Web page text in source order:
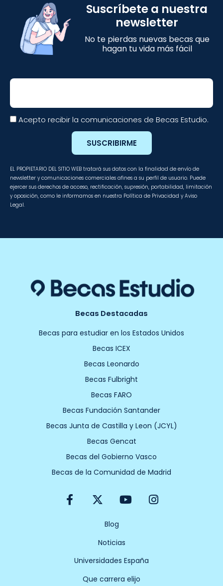
Suscríbete a nuestra
newsletter
No te pierdas nuevas becas que
hagan tu vida más fácil
Email
Acepto recibir la comunicaciones de Becas Estudio.
SUSCRIBIRME
EL PROPIETARIO DEL SITIO WEB tratará sus datos con la finalidad de envío de
newsletter y comunicaciones comerciales afines a su perfil de usuario. Puede
ejercer sus derechos de acceso, rectificación, supresión, portabilidad, limitación
y oposición, como le informamos en nuestra Política de Privacidad y Aviso
Legal.
Becas Destacadas
Becas para estudiar en los Estados Unidos
Becas ICEX
Becas Leonardo
Becas Fulbright
Becas FARO
Becas Fundación Santander
Becas Junta de Castilla y Leon (JCYL)
Becas Gencat
Becas del Gobierno Vasco
Becas de la Comunidad de Madrid
F
a
o
X
-
w
i
t
t
r
Y
o
u
b
e
I
n
Blog
Noticias
Universidades España
Que carrera elijo